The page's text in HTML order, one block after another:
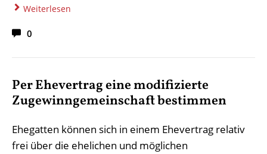
Weiterlesen
0
Per Ehevertrag eine modifizierte
Zugewinngemeinschaft bestimmen
Ehegatten können sich in einem Ehevertrag relativ
frei über die ehelichen und möglichen